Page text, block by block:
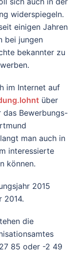
widerspiegeln.
einigen Jahren
bei jungen
bekannter zu
im Internet auf
über
Bewerbungs-
man auch in
interessierte
können.
2015
2014.
die
85 oder -2 49